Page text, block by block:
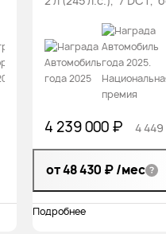
4 239 000 ₽ 4
от 48 430 ₽/мес
Подробнее